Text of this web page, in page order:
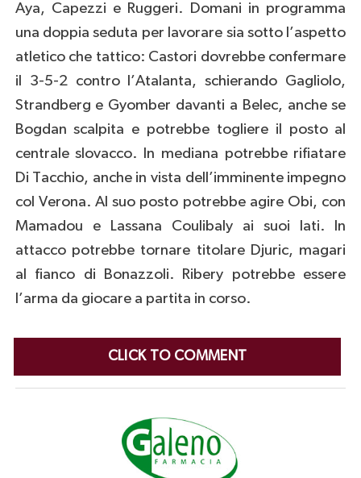
Aya, Capezzi e Ruggeri. Domani in programma
una doppia seduta per lavorare sia sotto l’aspetto
atletico che tattico: Castori dovrebbe confermare
il 3-5-2 contro l’Atalanta, schierando Gagliolo,
Strandberg e Gyomber davanti a Belec, anche se
Bogdan scalpita e potrebbe togliere il posto al
centrale slovacco. In mediana potrebbe rifiatare
Di Tacchio, anche in vista dell’imminente impegno
col Verona. Al suo posto potrebbe agire Obi, con
Mamadou e Lassana Coulibaly ai suoi lati. In
attacco potrebbe tornare titolare Djuric, magari
al fianco di Bonazzoli. Ribery potrebbe essere
l’arma da giocare a partita in corso.
CLICK TO COMMENT